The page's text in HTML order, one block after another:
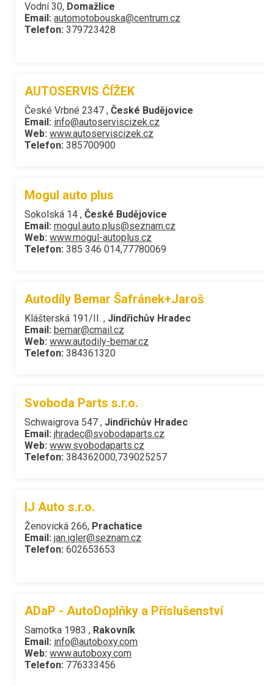
Vodní 30, Domažlice
Email: automotobouska@centrum.cz
Telefon: 379723428
AUTOSERVIS ČÍŽEK
České Vrbné 2347 , České Budějovice
Email: info@autoserviscizek.cz
Web: www.autoserviscizek.cz
Telefon: 385700900
Mogul auto plus
Sokolská 14 , České Budějovice
Email: mogul.auto.plus@seznam.cz
Web: www.mogul-autoplus.cz
Telefon: 385 346 014,77780069
Autodíly Bemar Šafránek+Jaroš
Klášterská 191/II. , Jindřichův Hradec
Email: bemar@cmail.cz
Web: www.autodily-bemar.cz
Telefon: 384361320
Svoboda Parts s.r.o.
Schwaigrova 547 , Jindřichův Hradec
Email: jhradec@svobodaparts.cz
Web: www.svobodaparts.cz
Telefon: 384362000,739025257
IJ Auto s.r.o.
Ženovická 266, Prachatice
Email: jan.igler@seznam.cz
Telefon: 602653653
ADaP - AutoDoplňky a Příslušenství
Samotka 1983 , Rakovník
Email: info@autoboxy.com
Web: www.autoboxy.com
Telefon: 776333456